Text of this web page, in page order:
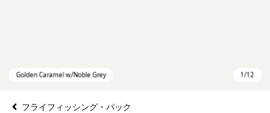
フライフィッシング・パック